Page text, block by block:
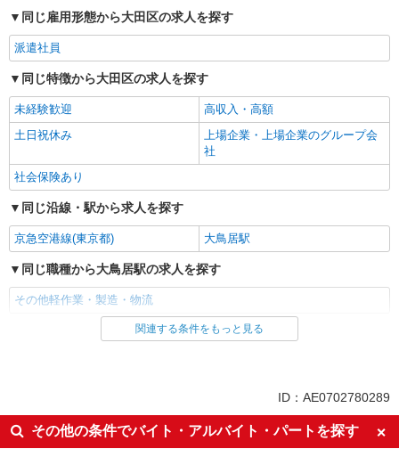
時給1600円
キープ
派遣社員
パーソルテンプスタッフ株式会社 フィールドワーク東日本CC/26-
（東京都）駅
キープ 詳細を見る
同じ雇用形態から大田区の求人を探す
派遣社員
同じ特徴から大田区の求人を探す
未経験歓迎
高収入・高額
土日祝休み
上場企業・上場企業のグループ会
社
社会保険あり
同じ沿線・駅から求人を探す
京急空港線(東京都) 大鳥居駅
同じ職種から大鳥居駅の求人を探す
その他軽作業・製造・物流
同じ雇用形態から大鳥居駅の求人を探す
未経験歓迎
高収入・高額
土日祝休み
上場企業・上場企業のグループ会
関連する条件をもっと見る
ID：AE0702780289
その他の条件でバイト・アルバイト・パートを探す